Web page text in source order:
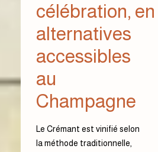
célébration, en
alternatives
accessibles
au
Champagne
Le Crémant est vinifié selon
la méthode traditionnelle,